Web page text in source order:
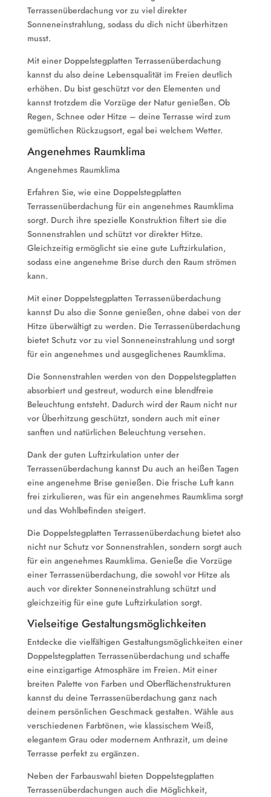
Terrassenüberdachung vor zu viel direkter
Sonneneinstrahlung, sodass du dich nicht überhitzen
musst.
Mit einer Doppelstegplatten Terrassenüberdachung
kannst du also deine Lebensqualität im Freien deutlich
erhöhen. Du bist geschützt vor den Elementen und
kannst trotzdem die Vorzüge der Natur genießen. Ob
Regen, Schnee oder Hitze – deine Terrasse wird zum
gemütlichen Rückzugsort, egal bei welchem Wetter.
Angenehmes Raumklima
Angenehmes Raumklima
Erfahren Sie, wie eine Doppelstegplatten
Terrassenüberdachung für ein angenehmes Raumklima
sorgt. Durch ihre spezielle Konstruktion filtert sie die
Sonnenstrahlen und schützt vor direkter Hitze.
Gleichzeitig ermöglicht sie eine gute Luftzirkulation,
sodass eine angenehme Brise durch den Raum strömen
kann.
Mit einer Doppelstegplatten Terrassenüberdachung
kannst Du also die Sonne genießen, ohne dabei von der
Hitze überwältigt zu werden. Die Terrassenüberdachung
bietet Schutz vor zu viel Sonneneinstrahlung und sorgt
für ein angenehmes und ausgeglichenes Raumklima.
Die Sonnenstrahlen werden von den Doppelstegplatten
absorbiert und gestreut, wodurch eine blendfreie
Beleuchtung entsteht. Dadurch wird der Raum nicht nur
vor Überhitzung geschützt, sondern auch mit einer
sanften und natürlichen Beleuchtung versehen.
Dank der guten Luftzirkulation unter der
Terrassenüberdachung kannst Du auch an heißen Tagen
eine angenehme Brise genießen. Die frische Luft kann
frei zirkulieren, was für ein angenehmes Raumklima sorgt
und das Wohlbefinden steigert.
Die Doppelstegplatten Terrassenüberdachung bietet also
nicht nur Schutz vor Sonnenstrahlen, sondern sorgt auch
für ein angenehmes Raumklima. Genieße die Vorzüge
einer Terrassenüberdachung, die sowohl vor Hitze als
auch vor direkter Sonneneinstrahlung schützt und
gleichzeitig für eine gute Luftzirkulation sorgt.
Vielseitige Gestaltungsmöglichkeiten
Entdecke die vielfältigen Gestaltungsmöglichkeiten einer
Doppelstegplatten Terrassenüberdachung und schaffe
eine einzigartige Atmosphäre im Freien. Mit einer
breiten Palette von Farben und Oberflächenstrukturen
kannst du deine Terrassenüberdachung ganz nach
deinem persönlichen Geschmack gestalten. Wähle aus
verschiedenen Farbtönen, wie klassischem Weiß,
elegantem Grau oder modernem Anthrazit, um deine
Terrasse perfekt zu ergänzen.
Neben der Farbauswahl bieten Doppelstegplatten
Terrassenüberdachungen auch die Möglichkeit,